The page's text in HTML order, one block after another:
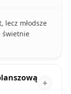
lecz młodsze
świetnie